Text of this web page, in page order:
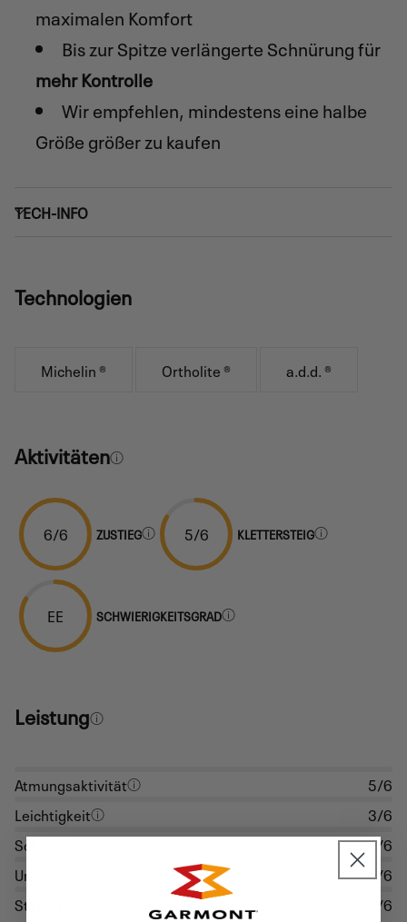
maximalen Komfort
Bis zur Spitze verlängerte Schnürung für
mehr Kontrolle
Wir empfehlen, mindestens eine halbe
Größe größer zu kaufen
TECH-INFO
Technologien
Michelin ® Ortholite ® a.d.d. ®
Aktivitäten
6/6 ZUSTIEG 5/6 KLETTERSTEIG
EE SCHWIERIGKEITSGRAD
Leistung
Atmungsaktivität
5/6
Leichtigkeit
3/6
Schutz
5/6
Unterstützung
4/6
Steifigkeit
4/6